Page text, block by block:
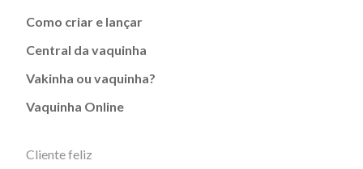
Como criar e lançar
Central da vaquinha
Vakinha ou vaquinha?
Vaquinha Online
Cliente feliz